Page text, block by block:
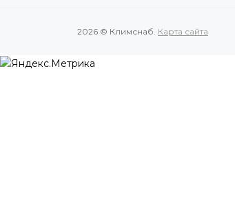
2026 © Климснаб. Карта сайта